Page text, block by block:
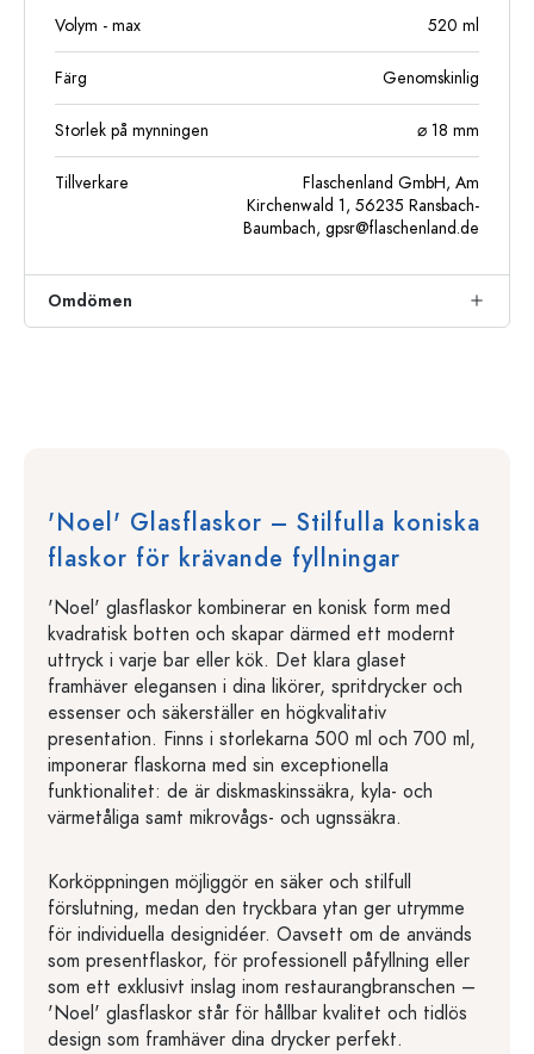
Volym - max 520 ml
Färg Genomskinlig
Storlek på mynningen ⌀ 18 mm
Tillverkare
Flaschenland GmbH, Am
Kirchenwald 1, 56235 Ransbach-
Baumbach, gpsr@flaschenland.de
Omdömen
'Noel' Glasflaskor – Stilfulla koniska
flaskor för krävande fyllningar
'Noel' glasflaskor kombinerar en konisk form med
kvadratisk botten och skapar därmed ett modernt
uttryck i varje bar eller kök. Det klara glaset
framhäver elegansen i dina likörer, spritdrycker och
essenser och säkerställer en högkvalitativ
presentation. Finns i storlekarna 500 ml och 700 ml,
imponerar flaskorna med sin exceptionella
funktionalitet: de är diskmaskinssäkra, kyla- och
värmetåliga samt mikrovågs- och ugnssäkra.
Korköppningen möjliggör en säker och stilfull
förslutning, medan den tryckbara ytan ger utrymme
för individuella designidéer. Oavsett om de används
som presentflaskor, för professionell påfyllning eller
som ett exklusivt inslag inom restaurangbranschen –
'Noel' glasflaskor står för hållbar kvalitet och tidlös
design som framhäver dina drycker perfekt.